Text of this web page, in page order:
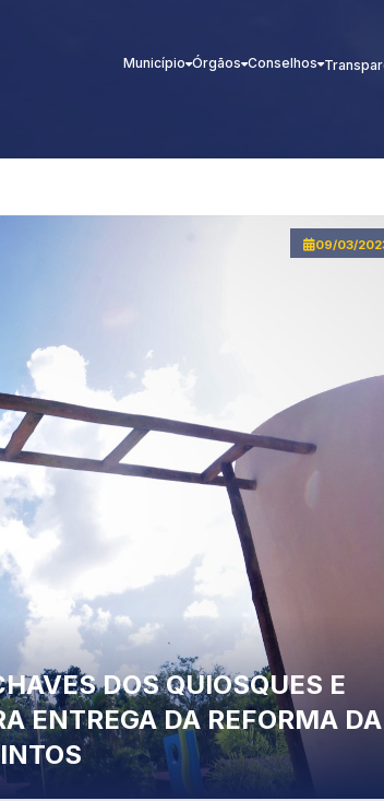
Município Órgãos Conselhos
09/03/
DOS QUIOSQUES E
ENTREGA DA REFORMA DA